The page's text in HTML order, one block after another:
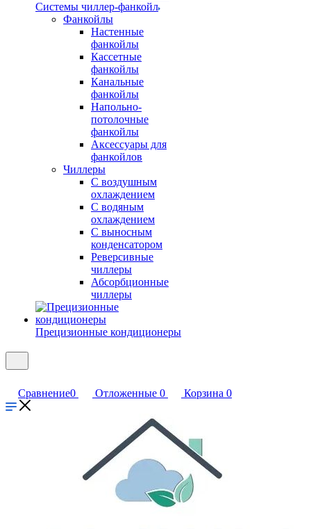
Системы чиллер-фанкойл
Фанкойлы
Настенные
фанкойлы
Кассетные
фанкойлы
Канальные
фанкойлы
Напольно-
потолочные
фанкойлы
Аксессуары для
фанкойлов
Чиллеры
С воздушным
охлаждением
С водяным
охлаждением
С выносным
конденсатором
Реверсивные
чиллеры
Абсорбционные
чиллеры
Прецизионные кондиционеры
Сравнение0 Отложенные 0 Корзина 0